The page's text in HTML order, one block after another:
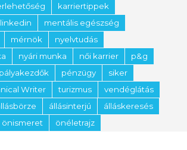
karriertippek
linkedin
mentális egészség
mérnök
nyelvtudás
nyári munka női karrier
p&g
pályakezdők pénzügy
siker
Writer turizmus
vendéglátás
állásinterjú
álláskeresés
önismeret önéletrajz